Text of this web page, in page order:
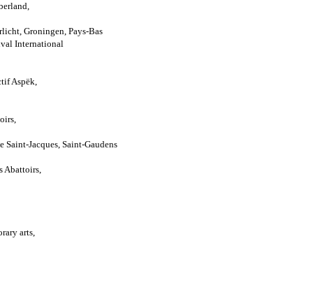
Groningen, Pays-Bas
International
Aspëk,
Jacques, Saint-Gaudens
Abattoirs,
arts,